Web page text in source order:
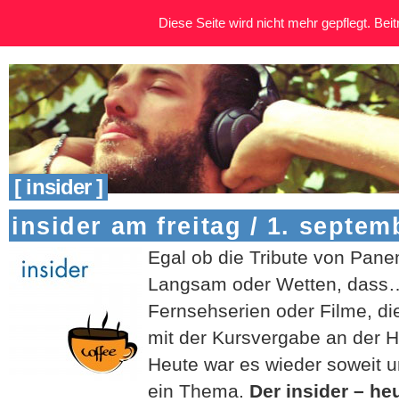
[ insider ]
insider am freitag / 1.
Egal ob die Tribute von
Langsam oder Wetten,
Fernsehserien oder Filme,
mit der Kursvergabe an der
Heute war es wieder soweit
ein Thema. Der insider –
Diese Seite wird nicht mehr gepflegt.